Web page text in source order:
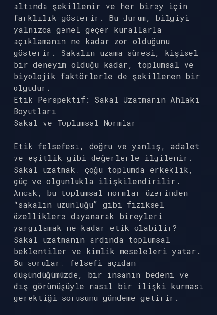
altında şekillenir ve her birey için
farklılık gösterir. Bu durum, bilgiyi
yalnızca genel geçer kurallarla
açıklamanın ne kadar zor olduğunu
gösterir. Sakalın uzama süresi, kişisel
bir deneyim olduğu kadar, toplumsal ve
biyolojik faktörlerle de şekillenen bir
olgudur.
Etik Perspektif: Sakal Uzatmanın Ahlaki
Boyutları
Sakal ve Toplumsal Normlar
Etik felsefesi, doğru ve yanlış, adalet
ve eşitlik gibi değerlerle ilgilenir.
Sakal uzatmak, çoğu toplumda erkeklik,
güç ve olgunlukla ilişkilendirilir.
Ancak, bu toplumsal normlar üzerinden
“sakalın uzunluğu” gibi fiziksel
özelliklere dayanarak bireyleri
yargılamak ne kadar etik olabilir?
Sakal uzatmanın ardında toplumsal
beklentiler ve kimlik meseleleri yatar.
Bu sorular, felsefi açıdan
düşündüğümüzde, bir insanın bedeni ve
dış görünüşüyle nasıl bir ilişki kurması
gerektiği sorusunu gündeme getirir.